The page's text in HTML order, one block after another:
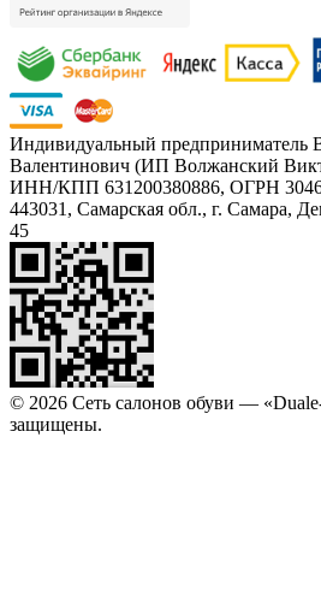
Индивидуальный предприниматель
Валентинович (ИП Волжанский
ИНН/КПП 631200380886, ОГРН
443031, Самарская обл., г. Самара,
45
© 2026 Сеть салонов обуви —
защищены.